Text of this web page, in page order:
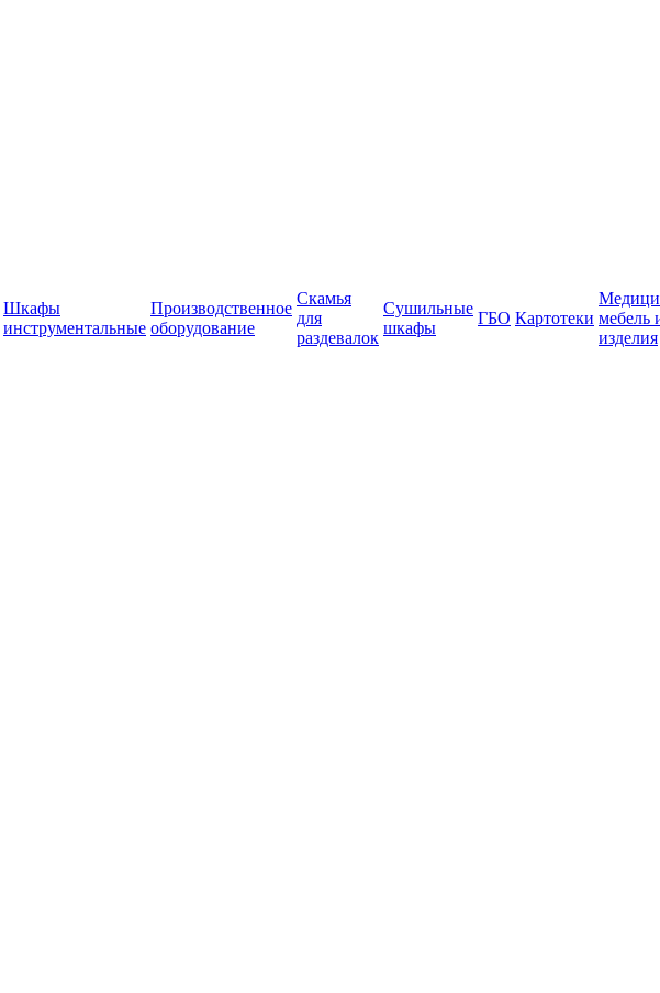
Шкафы
инструментальные
Производственное
оборудование
Скамья
для
раздевалок
Сушильные
шкафы
ГБО Картотеки мебель
изделия